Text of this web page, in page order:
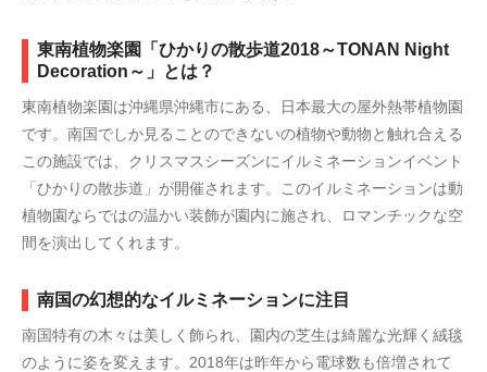
東南植物楽園「ひかりの散歩道2018～TONAN Night
Decoration～」とは？
東南植物楽園は沖縄県沖縄市にある、日本最大の屋外熱帯植物園
です。南国でしか見ることのできないの植物や動物と触れ合える
この施設では、クリスマスシーズンにイルミネーションイベント
「ひかりの散歩道」が開催されます。このイルミネーションは動
植物園ならではの温かい装飾が園内に施され、ロマンチックな空
間を演出してくれます。
南国の幻想的なイルミネーションに注目
南国特有の木々は美しく飾られ、園内の芝生は綺麗な光輝く絨毯
のように姿を変えます。2018年は昨年から電球数も倍増されて